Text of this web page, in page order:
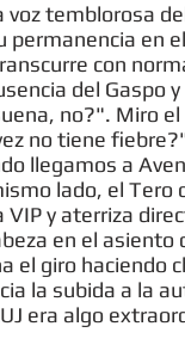
voz temblorosa
permanencia en
con
del Gaspo
no?". Miro
no tiene
llegamos a
lado, el Tero
VIP y aterriza
en el
el giro haciendo
la subida a la
era algo